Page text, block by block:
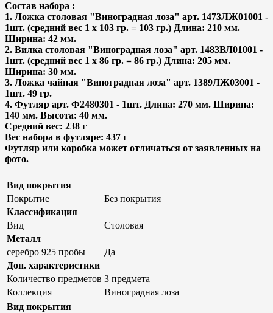
Состав набора :
1. Ложка столовая "Виноградная лоза" арт. 1473ЛЖ01001 -
1шт. (средний вес 1 х 103 гр. = 103 гр.) Длина: 210 мм.
Ширина: 42 мм.
2. Вилка столовая "Виноградная лоза" арт. 1483ВЛ01001 -
1шт. (средний вес 1 х 86 гр. = 86 гр.) Длина: 205 мм.
Ширина: 30 мм.
3. Ложка чайная "Виноградная лоза" арт. 1389ЛЖ03001 -
1шт. 49 гр.
4. Футляр арт. Ф2480301 - 1шт. Длина: 270 мм. Ширина:
140 мм. Высота: 40 мм.
Средний вес: 238 г
Вес набора в футляре: 437 г
Футляр или коробка может отличаться от заявленных на
фото.
Вид покрытия
Покрытие
Без покрытия
Классификация
Вид
Столовая
Металл
серебро 925 пробы
Да
Доп. характеристики
Количество предметов 3 предмета
Коллекция
Виноградная лоза
Вид покрытия